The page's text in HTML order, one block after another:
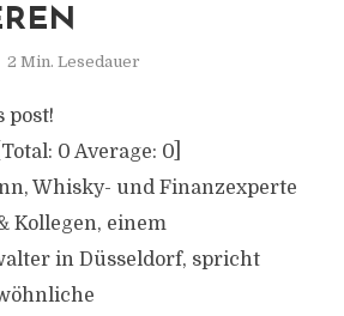
2 Min. Lesedauer
post!
[Total: 0 Average: 0]
Whisky- und Finanzexperte
Kollegen, einem
in Düsseldorf, spricht